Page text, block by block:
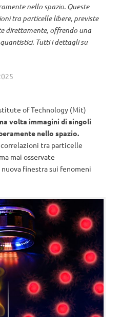
nello spazio. Queste
tra particelle libere, previste
direttamente, offrendo una
Tutti i dettagli su
of Technology (Mit)
volta immagini di singoli
nello spazio.
tra particelle
mai osservate
finestra sui fenomeni